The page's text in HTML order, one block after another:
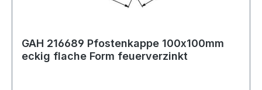
GAH 216689 Pfostenkappe 100x100mm
eckig flache Form feuerverzinkt